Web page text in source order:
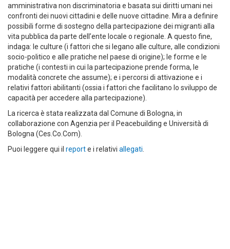
amministrativa non discriminatoria e basata sui diritti umani nei
confronti dei nuovi cittadini e delle nuove cittadine. Mira a definire
possibili forme di sostegno della partecipazione dei migranti alla
vita pubblica da parte dell’ente locale o regionale. A questo fine,
indaga: le culture (i fattori che si legano alle culture, alle condizioni
socio-politico e alle pratiche nel paese di origine); le forme e le
pratiche (i contesti in cui la partecipazione prende forma, le
modalità concrete che assume); e i percorsi di attivazione e i
relativi fattori abilitanti (ossia i fattori che facilitano lo sviluppo de
capacità per accedere alla partecipazione).
La ricerca è stata realizzata dal Comune di Bologna, in
collaborazione con Agenzia per il Peacebuilding e Università di
Bologna (Ces.Co.Com).
Puoi leggere qui il reporte i relativi allegati